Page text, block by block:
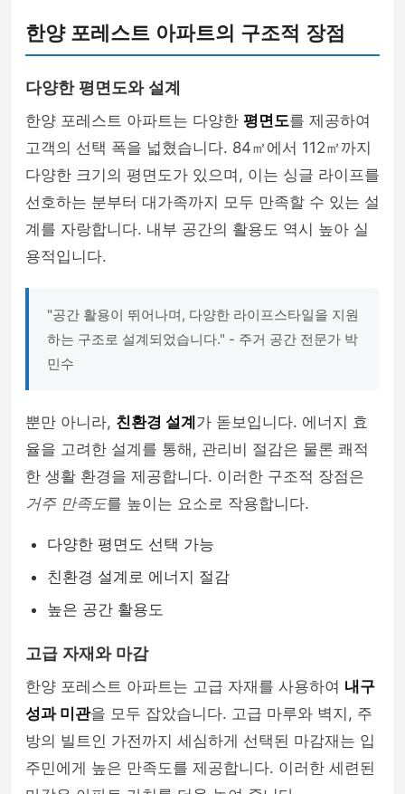
한양 포레스트 아파트의 구조적 장점
다양한 평면도와 설계
한양 포레스트 아파트는 다양한 평면도를 제공하여
고객의 선택 폭을 넓혔습니다. 84㎡에서 112㎡까지
다양한 크기의 평면도가 있으며, 이는 싱글 라이프를
선호하는 분부터 대가족까지 모두 만족할 수 있는 설
계를 자랑합니다. 내부 공간의 활용도 역시 높아 실
용적입니다.
"공간 활용이 뛰어나며, 다양한 라이프스타일을 지원
하는 구조로 설계되었습니다." - 주거 공간 전문가 박
민수
뿐만 아니라, 친환경 설계 가 돋보입니다. 에너지 효
율을 고려한 설계를 통해, 관리비 절감은 물론 쾌적
한 생활 환경을 제공합니다. 이러한 구조적 장점은
거주 만족도를 높이는 요소로 작용합니다.
다양한 평면도 선택 가능
친환경 설계로 에너지 절감
높은 공간 활용도
고급 자재와 마감
한양 포레스트 아파트는 고급 자재를 사용하여 내구
성과 미관을 모두 잡았습니다. 고급 마루와 벽지, 주
방의 빌트인 가전까지 세심하게 선택된 마감재는 입
주민에게 높은 만족도를 제공합니다. 이러한 세련된